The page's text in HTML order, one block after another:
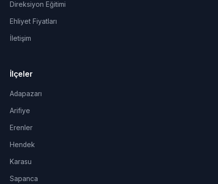
Direksiyon Eğitimi
Ehliyet Fiyatları
İletişim
İlçeler
Adapazarı
Arifiye
Erenler
Hendek
Karasu
Sapanca